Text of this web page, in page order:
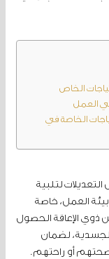
الخاص
العمل
الخاصة في
لتلبية
العمل، خاصة
ذوي الإعاقة الحصول
لضمان
أو راحتهم.